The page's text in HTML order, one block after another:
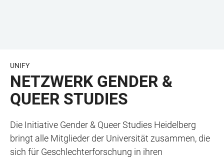
UNIFY
NETZWERK GENDER &
QUEER STUDIES
Die Initiative Gender & Queer Studies Heidelberg
bringt alle Mitglieder der Universität zusammen, die
sich für Geschlechterforschung in ihren